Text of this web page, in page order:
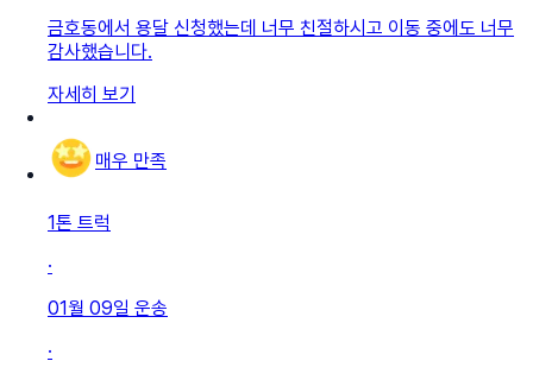
금호동에서 용달 신청했는데 너무 친절하시고 이동 중에도 너무
감사했습니다.
자세히 보기
매우 만족
1톤 트럭
·
01월 09일 운송
·